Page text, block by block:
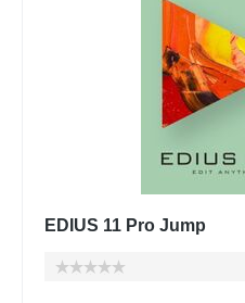
EDIUS 11 Pro Jump